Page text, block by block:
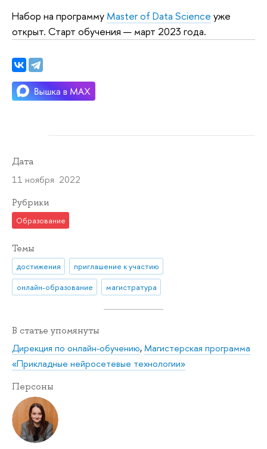
Набор на программу Master of Data Science уже
открыт. Старт обучения — март 2023 года.
Дата
11 ноября 2022
Рубрики
Образование
Темы
достижения
приглашение к участию
онлайн-образование
магистратура
В статье упомянуты
Дирекция по онлайн-обучению,Магистерская программа
«Прикладные нейросетевые технологии»
Персоны